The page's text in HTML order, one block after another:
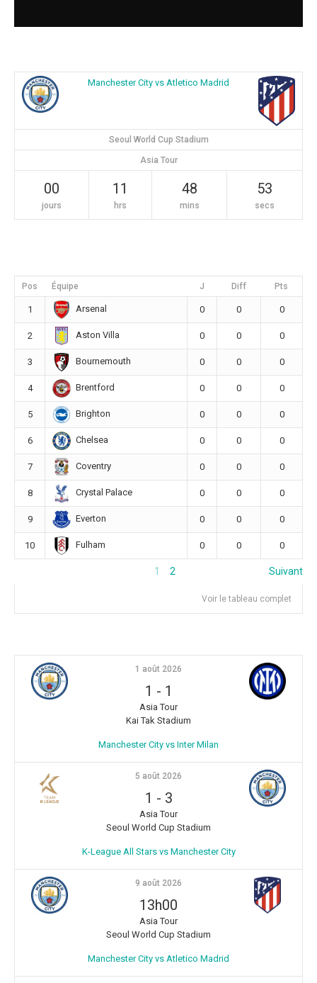
Manchester City vs Atletico Madrid
Seoul World Cup Stadium
Asia Tour
00
jours
11
hrs
48
mins
53
secs
Pos Équipe J Diff Pts
1 Arsenal 0 0 0
2 Aston Villa 0 0 0
3 Bournemouth 0 0 0
4 Brentford 0 0 0
5 Brighton 0 0 0
6 Chelsea 0 0 0
7 Coventry 0 0 0
8 Crystal Palace 0 0 0
9 Everton 0 0 0
10 Fulham 0 0 0
1 2 Suivant
Voir le tableau complet
1 août 2026
1 - 1
Asia Tour
Kai Tak Stadium
Manchester City vs Inter Milan
5 août 2026
1 - 3
Asia Tour
Seoul World Cup Stadium
K-League All Stars vs Manchester City
9 août 2026
13h00
Asia Tour
Seoul World Cup Stadium
Manchester City vs Atletico Madrid